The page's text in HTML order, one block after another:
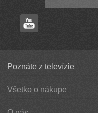
Poznáte z televízie
Všetko o nákupe